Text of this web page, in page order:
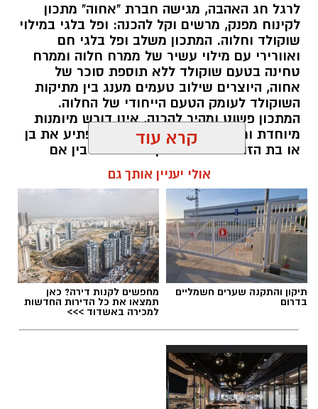
לרגל חג האהבה, מגישה חברת "אחוה" מתכון
לקינוח מפנק, מרשים וקל להכנה: ופל בלגי במילוי
שוקולד וחלוה. המתכון משלב ופל בלגי חם
ואוורירי עם מילוי עשיר של ממרח חלוה וממרח
טחינה בטעם שוקולד ללא תוספת סוכר של
אחוה, היוצרים שילוב טעמים מענג בין מתיקות
השוקולד לעומק הטעם הייחודי של החלוה.
המתכון פשוט ומהיר להכנה, אינו דורש מיומנות
מיוחדת ומתאים לכל מי שמעוניין להפתיע את בן
או בת הזוג במחווה מתוקה ומיוחדת. בין אם
מדובר בארוחת בוקר מפנקת, קינוח לארוחה
רומנטית או פינוק זוגי בסוף היום, הוופל הבלגי
בטעם שוקולד וחלוה יהפוך כל רגע לחגיגה של
אהבה. ט"ו באב שמח!
אלדה נתנאל / 09:09 26.07.26
תגים:ופל בלגי במילוי שוקולד וחלוה
קרא עוד
אולי יעניין אותך גם
תיקון והתקנה שערים חשמליים
בדרום
מחפשים לקנות דירה? כאן
תמצאו את כל הדירות החדשות
למכירה באשדוד >>>